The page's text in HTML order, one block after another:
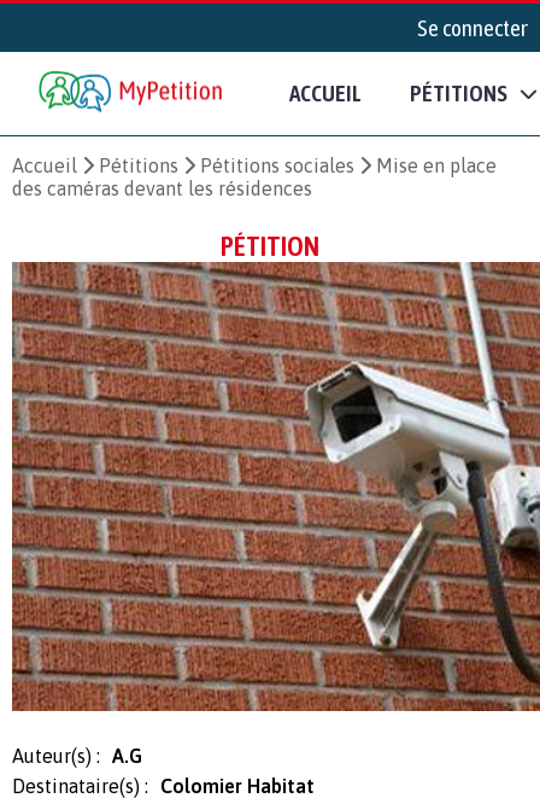
Se connecter
ACCUEIL PÉTITIONS
Accueil Pétitions Pétitions sociales
Mise en place
des caméras devant les résidences
PÉTITION
Auteur(s) :
A.G
Destinataire(s) :
Colomier Habitat